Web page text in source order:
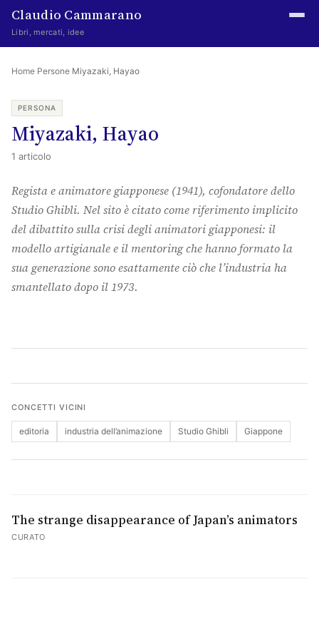
Claudio Cammarano
Libri, mercati, idee
Home
Writings
Curated
Learning log
Irene Media
Indice
About
Cerca
Home·Persone·Miyazaki, Hayao
PERSONA
Miyazaki, Hayao
1 articolo
Regista e animatore giapponese (1941), cofondatore dello
Studio Ghibli. Nel sito è citato come riferimento implicito
del dibattito sulla crisi degli animatori giapponesi: il
modello artigianale e il mentoring che hanno formato la
sua generazione sono esattamente ciò che l’industria ha
smantellato dopo il 1973.
CONCETTI VICINI
editoria industria dell’animazione Studio Ghibli Giappone
The strange disappearance of Japan’s animators
CURATO